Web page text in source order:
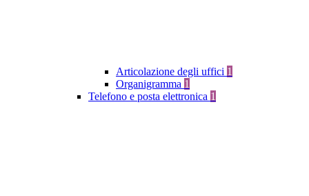
Articolazione degli uffici 1
Organigramma 1
Telefono e posta elettronica 1